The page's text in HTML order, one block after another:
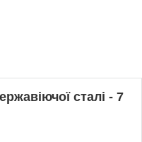
сталі - 7